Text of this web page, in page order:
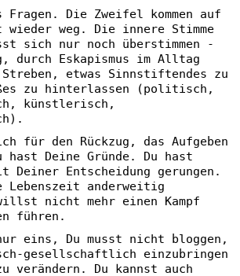
Die Zweifel kommen auf
wieder weg. Die innere Stimme
sich nur noch überstimmen -
durch Eskapismus im Alltag
etwas Sinnstiftendes zu
zu hinterlassen (politisch,
künstlerisch,
für den Rückzug, das Aufgeben
hast Deine Gründe. Du hast
Deiner Entscheidung gerungen.
Lebenszeit anderweitig
nicht mehr einen Kampf
führen.
eins, Du musst nicht bloggen,
gesellschaftlich einzubringen
verändern. Du kannst auch